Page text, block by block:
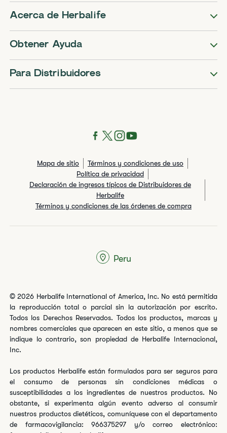
Acerca de Herbalife
Obtener Ayuda
Para Distribuidores
Mapa de sitio
Términos y condiciones de uso
Política de privacidad
Declaración de ingresos típicos de Distribuidores de
Herbalife
Términos y condiciones de las órdenes de compra
© 2026 Herbalife International of America, Inc. No está permitida
la reproducción total o parcial sin la autorización por escrito.
Todos los Derechos Reservados. Todos los productos, marcas y
nombres comerciales que aparecen en este sitio, a menos que se
indique lo contrario, son propiedad de Herbalife Internacional,
Inc.
Los productos Herbalife están formulados para ser seguros para
el consumo de personas sin condiciones médicas o
susceptibilidades a los ingredientes de nuestros productos. No
obstante, si experimenta algún evento adverso al consumir
nuestros productos dietéticos, comuníquese con el departamento
de farmacovigilancia: 966375297 y/o correo electrónico:
Peru